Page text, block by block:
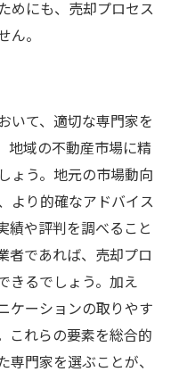
めにも、売却プロセス
ん。
いて、適切な専門家を
地域の不動産市場に精
ょう。地元の市場動向
より的確なアドバイス
績や評判を調べること
者であれば、売却プロ
きるでしょう。加え
ケーションの取りやす
これらの要素を総合的
専門家を選ぶことが、